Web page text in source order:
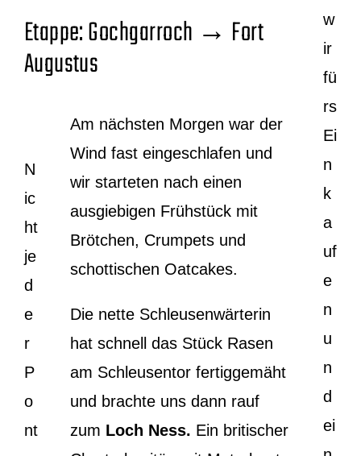
w
ir
fü
rs
Ei
n
k
a
uf
e
n
u
n
d
ei
Etappe: Gochgarroch → Fort
Augustus
N
ic
ht
je
d
e
r
P
o
nt
Am nächsten Morgen war der
Wind fast eingeschlafen und
wir starteten nach einen
ausgiebigen Frühstück mit
Brötchen, Crumpets und
schottischen Oatcakes.
Die nette Schleusenwärterin
hat schnell das Stück Rasen
am Schleusentor fertiggemäht
und brachte uns dann rauf
zum Loch Ness. Ein britischer